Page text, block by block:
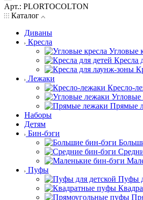
Арт.: PLORTOCOLTON
Каталог
Диваны
Кресла
Угловые
Кресла
Лежаки
Кресло-
Угловые
Прямые
Наборы
Детям
Бин-бэги
Пуфы
Пуфы